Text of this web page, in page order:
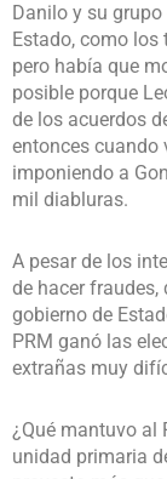
Danilo y su
Estado, como los
pero había que
posible porque
de los acuerdos
entonces cuando
imponiendo a
mil diabluras.
A pesar de los
de hacer fraudes,
gobierno de
PRM ganó las
extrañas muy
¿Qué mantuvo al
unidad primaria